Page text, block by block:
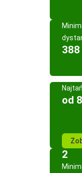
388
od
2